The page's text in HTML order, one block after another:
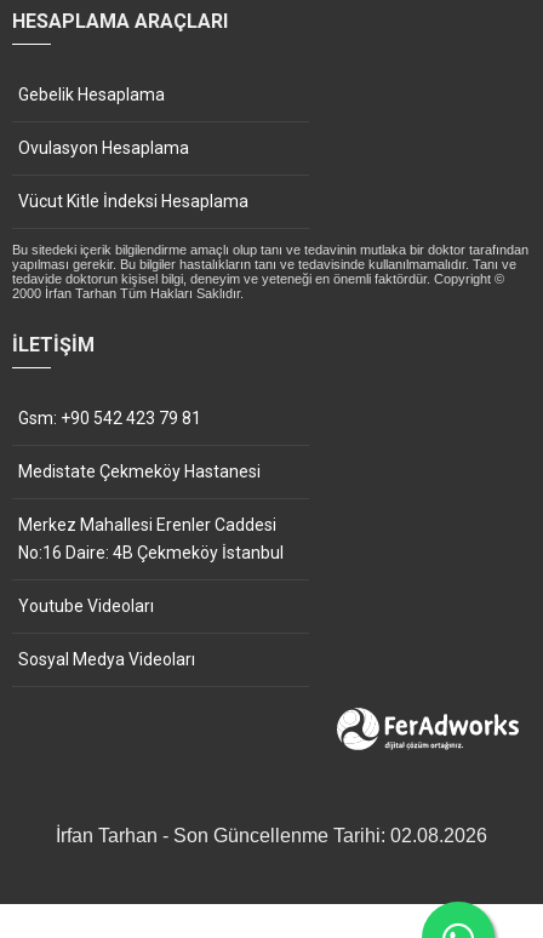
HESAPLAMA ARAÇLARI
Gebelik Hesaplama
Ovulasyon Hesaplama
Vücut Kitle İndeksi Hesaplama
Bu sitedeki içerik bilgilendirme amaçlı olup tanı ve tedavinin mutlaka bir doktor tarafından
yapılması gerekir. Bu bilgiler hastalıkların tanı ve tedavisinde kullanılmamalıdır. Tanı ve
tedavide doktorun kişisel bilgi, deneyim ve yeteneği en önemli faktördür. Copyright ©
2000 İrfan Tarhan Tüm Hakları Saklıdır.
İLETIŞIM
Gsm: +90 542 423 79 81
Medistate Çekmeköy Hastanesi
Merkez Mahallesi Erenler Caddesi
No:16 Daire: 4B Çekmeköy İstanbul
Youtube Videoları
Sosyal Medya Videoları
İrfan Tarhan - Son Güncellenme Tarihi: 02.08.2026